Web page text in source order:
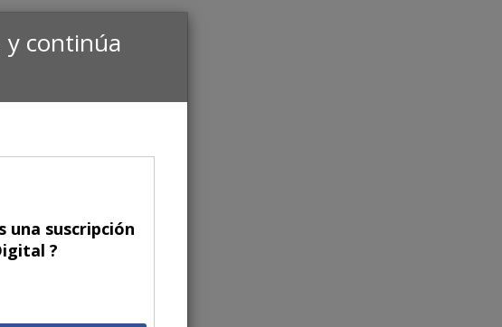
y continúa
una suscripción
?